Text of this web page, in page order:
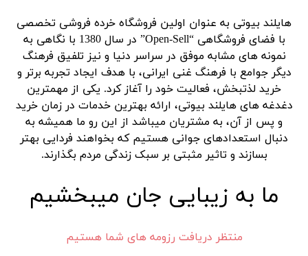
هایلند بیوتی به عنوان اولین فروشگاه خرده فروشی تخصصی
با فضای فروشگاهی “Open-Sell” در سال 1380 با نگاهی به
نمونه های مشابه موفق در سراسر دنیا و نیز تلفیق فرهنگ
دیگر جوامع با فرهنگ غنی ایرانی، با هدف ایجاد تجربه برتر و
خرید لذتبخش، فعالیت خود را آغاز کرد. یکی از مهمترین
دغدغه های هایلند بیوتی، ارائه بهترین خدمات در زمان خرید
و پس از آن، به مشتریان میباشد از این رو ما همیشه به
دنبال استعدادهای جوانی هستیم که بخواهند فردایی بهتر
بسازند و تاثیر مثبتی بر سبک زندگی مردم بگذارند.
ما به زیبایی جان میبخشیم
منتظر دریافت رزومه های شما هستیم